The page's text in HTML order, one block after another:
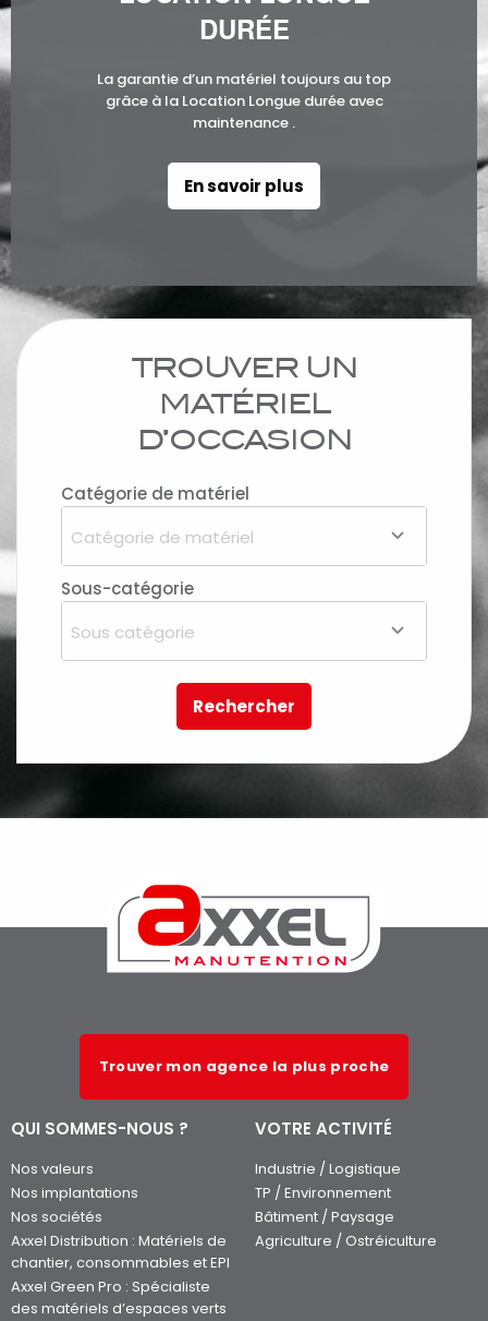
DURÉE
La garantie d’un matériel toujours au top
grâce à la Location Longue durée avec
maintenance .
En savoir plus
TROUVER UN
MATÉRIEL
D’OCCASION
Catégorie de matériel
Catégorie de matériel
Sous-catégorie
Sous catégorie
Rechercher
Trouver mon agence la plus proche
QUI SOMMES-NOUS ?
Nos valeurs
Nos implantations
Nos sociétés
Axxel Distribution : Matériels de
chantier, consommables et EPI
Axxel Green Pro : Spécialiste
des matériels d’espaces verts
VOTRE ACTIVITÉ
Industrie / Logistique
TP / Environnement
Bâtiment / Paysage
Agriculture / Ostréiculture